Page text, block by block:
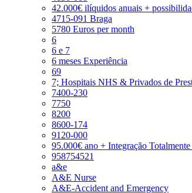
42.000€ ilíquidos anuais +
4715-091 Braga
5780 Euros per month
6
6 e 7
6 meses Experiência
69
7; Hospitais NHS & Privados de
7400-230
7750
8200
8600-174
9120-000
95.000€ ano + Integração
958754521
a&e
A&E Nurse
A&E-Accident and Emergency